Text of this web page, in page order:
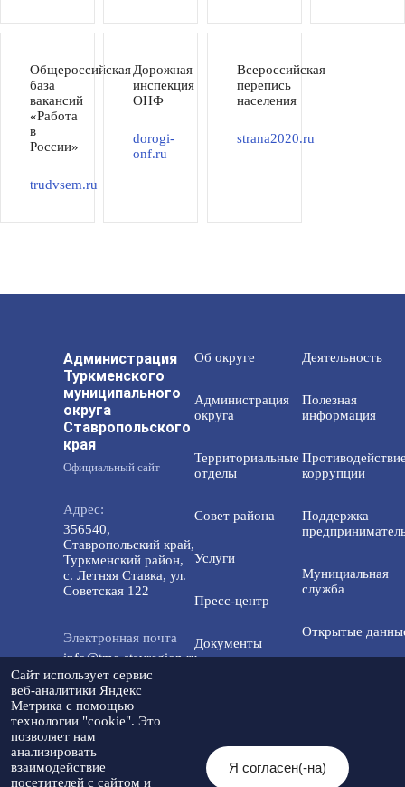
Общероссийская
база
вакансий
«Работа
в
России»
trudvsem.ru
Дорожная
инспекция
ОНФ
dorogi-
onf.ru
Всероссийская
перепись
населения
strana2020.ru
Администрация
Туркменского
муниципального
округа
Ставропольского
края
Официальный сайт
Адрес:
356540,
Ставропольский край,
Туркменский район,
с. Летняя Ставка, ул.
Советская 122
Электронная почта
info@tmo.stavregion.ru
Телефон доверия:
8(86565)2-05-01
Об округе
Администрация
округа
Территориальные
отделы
Совет района
Услуги
Пресс-центр
Документы
Контакты
Деятельность
Полезная
информация
коррупции
Поддержка
Мунициальная
служба
Открытые
© 2026 Администрация Туркменского
Сайт использует сервис
веб-аналитики Яндекс
Метрика с помощью
технологии "cookie". Это
позволяет нам
анализировать
взаимодействие
посетителей с сайтом и
Я согласен(-на)